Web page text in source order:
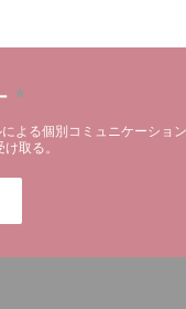
*
よる個別コミュニケーション
取る。